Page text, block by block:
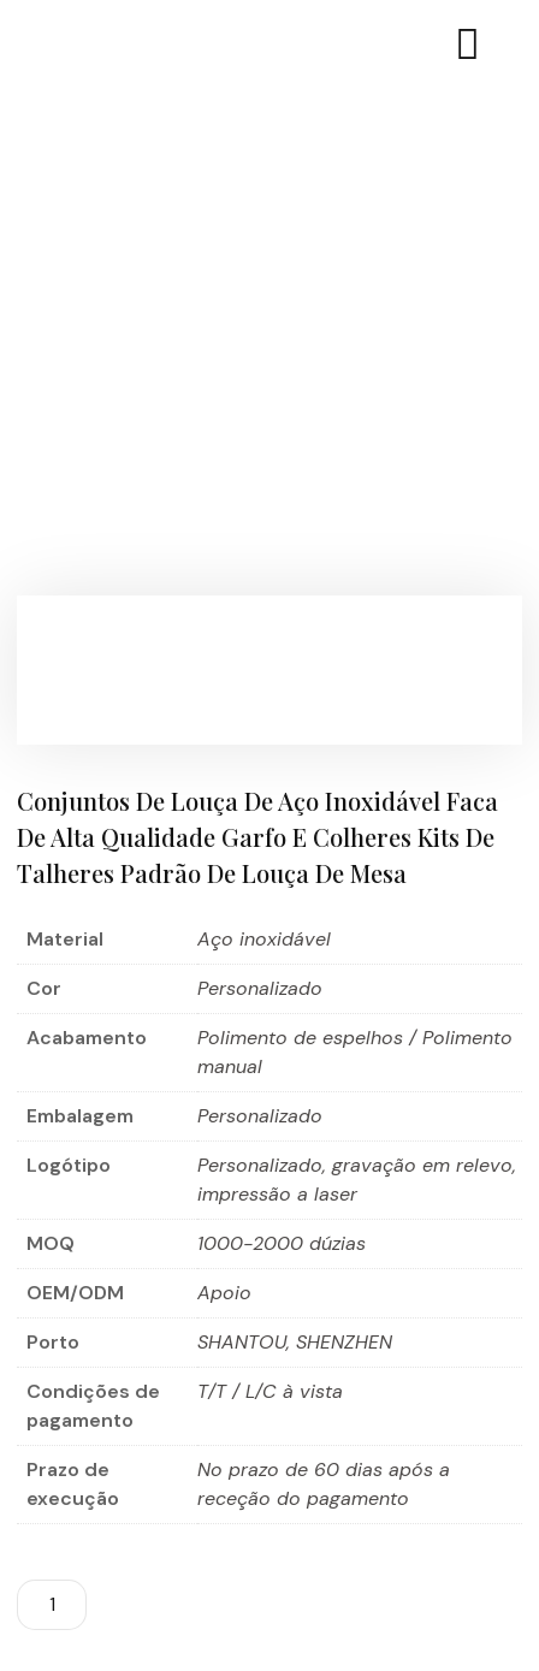
Conjuntos De Louça De Aço Inoxidável Faca
De Alta Qualidade Garfo E Colheres Kits De
Talheres Padrão De Louça De Mesa
Material
Aço inoxidável
Cor
Personalizado
Acabamento
Polimento de espelhos / Polimento
manual
Embalagem
Personalizado
Logótipo
Personalizado, gravação em relevo,
impressão a laser
MOQ
1000-2000 dúzias
OEM/ODM
Apoio
Porto
SHANTOU, SHENZHEN
Condições de
pagamento
T/T / L/C à vista
Prazo de
execução
No prazo de 60 dias após a
receção do pagamento